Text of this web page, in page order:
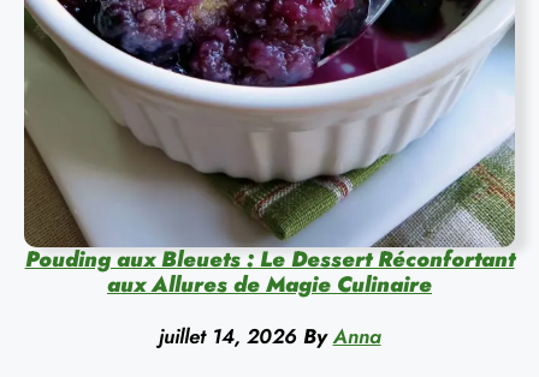
Pouding aux Bleuets : Le Dessert Réconfortant
aux Allures de Magie Culinaire
juillet 14, 2026 By Anna